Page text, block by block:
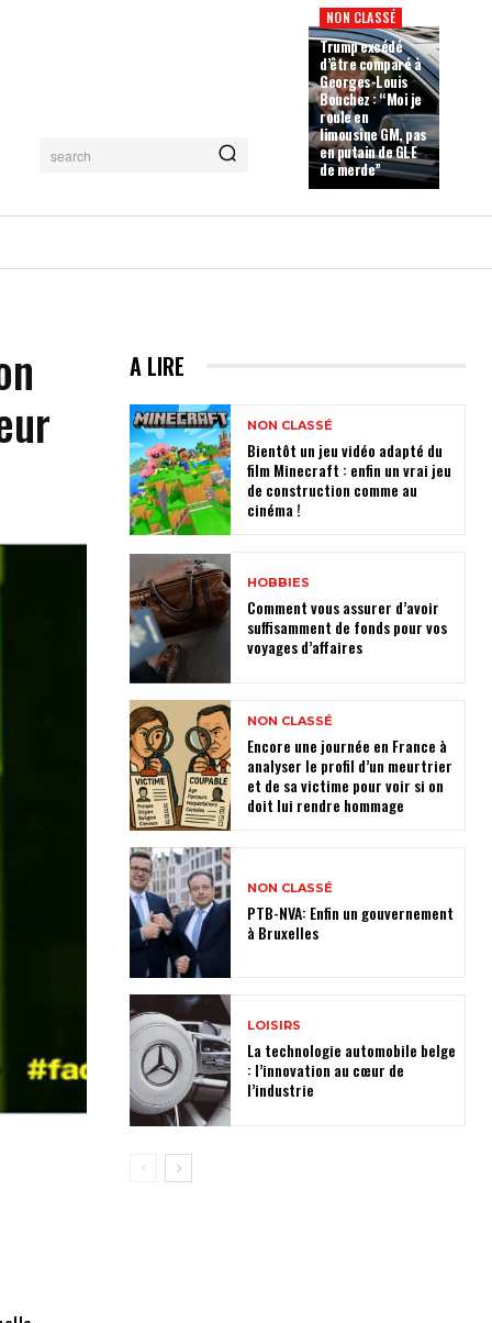
search
NON CLASSÉ
Trump excédé
d’être comparé à
Georges-Louis
Bouchez : “Moi je
roule en
limousine GM, pas
en putain de GLE
de merde”
A LIRE
NON CLASSÉ
Bientôt un jeu vidéo adapté du
film Minecraft : enfin un vrai jeu
de construction comme au
cinéma !
HOBBIES
Comment vous assurer d’avoir
suffisamment de fonds pour vos
voyages d’affaires
NON CLASSÉ
Encore une journée en France à
analyser le profil d’un meurtrier
et de sa victime pour voir si on
doit lui rendre hommage
NON CLASSÉ
PTB-NVA: Enfin un gouvernement
à Bruxelles
LOISIRS
La technologie automobile belge
: l’innovation au cœur de
l’industrie